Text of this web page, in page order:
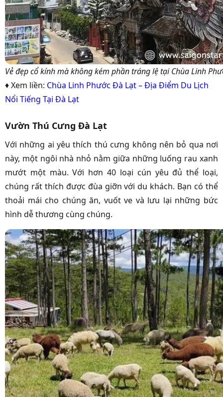
Vẻ đẹp cổ kính mà không kém phần tráng lệ tại Chùa Linh
♦ Xem liền: Chùa Linh Phước Đà Lạt – Địa Điểm Du Lịch
Nổi Tiếng Tại Đà Lạt
Vườn Thú Cưng Đà Lạt
Với những ai yêu thích thú cưng không nên bỏ qua nơi
này, một ngôi nhà nhỏ nằm giữa những luống rau xanh
mướt một màu. Với hơn 40 loại cún yêu đủ thể loại,
chúng rất thích được đùa giỡn với du khách. Bạn có thể
thoải mái cho chúng ăn, vuốt ve và lưu lại những bức
hình dễ thương cùng chúng.